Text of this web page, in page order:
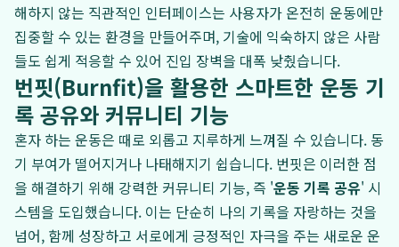
해하지 않는 직관적인 인터페이스는 사용자가 온전히 운동에만
집중할 수 있는 환경을 만들어주며, 기술에 익숙하지 않은 사람
들도 쉽게 적응할 수 있어 진입 장벽을 대폭 낮췄습니다.
번핏(Burnfit)을 활용한 스마트한 운동 기
록 공유와 커뮤니티 기능
혼자 하는 운동은 때로 외롭고 지루하게 느껴질 수 있습니다. 동
기 부여가 떨어지거나 나태해지기 쉽습니다. 번핏은 이러한 점
을 해결하기 위해 강력한 커뮤니티 기능, 즉 '운동 기록 공유' 시
스템을 도입했습니다. 이는 단순히 나의 기록을 자랑하는 것을
넘어, 함께 성장하고 서로에게 긍정적인 자극을 주는 새로운 운